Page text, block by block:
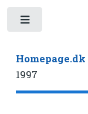
Homepage.dk
1997